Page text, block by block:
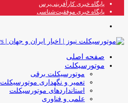
پایگاه خبری کارآفرینی‌پرس
پایگاه خبری موفقیت‌شناسی
صفحه اصلی
موتورسیکلت
موتورسیکلت برقی
تعمیر و نگهداری موتورسیکلت
استانداردهای موتورسیکلت
علمی و فناوری